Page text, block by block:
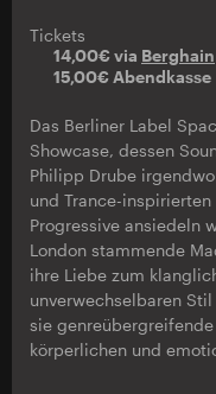
Tickets
14,00€ via Berghain
15,00€ Abendkasse
Das Berliner Label
Showcase, dessen
Philipp Drube
und Trance-inspirierten
Progressive ansiedeln
London stammende
ihre Liebe zum
unverwechselbaren
sie
körperlichen und